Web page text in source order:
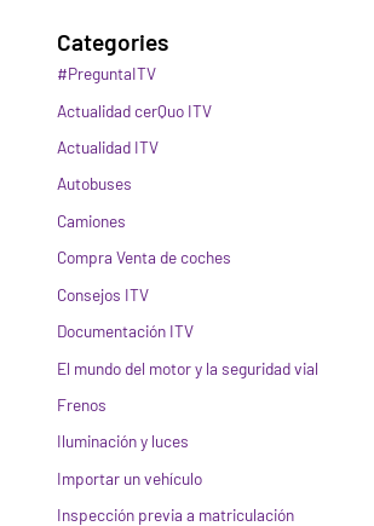
Categories
#PreguntaITV
Actualidad cerQuo ITV
Actualidad ITV
Autobuses
Camiones
Compra Venta de coches
Consejos ITV
Documentación ITV
El mundo del motor y la seguridad vial
Frenos
Iluminación y luces
Importar un vehículo
Inspección previa a matriculación